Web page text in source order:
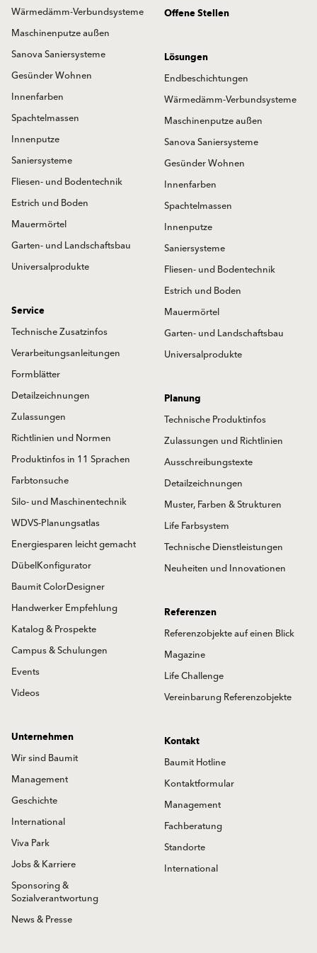
Wärmedämm-Verbundsysteme
Maschinenputze außen
Sanova Saniersysteme
Gesünder Wohnen
Innenfarben
Spachtelmassen
Innenputze
Saniersysteme
Fliesen- und Bodentechnik
Estrich und Boden
Mauermörtel
Garten- und Landschaftsbau
Universalprodukte
Offene Stellen
Lösungen
Endbeschichtungen
Wärmedämm-Verbundsysteme
Maschinenputze außen
Sanova Saniersysteme
Gesünder Wohnen
Innenfarben
Spachtelmassen
Innenputze
Saniersysteme
Fliesen- und Bodentechnik
Estrich und Boden
Mauermörtel
Garten- und Landschaftsbau
Universalprodukte
Service
Technische Zusatzinfos
Verarbeitungsanleitungen
Formblätter
Detailzeichnungen
Zulassungen
Richtlinien und Normen
Produktinfos in 11 Sprachen
Farbtonsuche
Silo- und Maschinentechnik
WDVS-Planungsatlas
Energiesparen leicht gemacht
DübelKonfigurator
Baumit ColorDesigner
Handwerker Empfehlung
Katalog & Prospekte
Campus & Schulungen
Events
Videos
Planung
Technische Produktinfos
Zulassungen und Richtlinien
Ausschreibungstexte
Detailzeichnungen
Muster, Farben & Strukturen
Life Farbsystem
Technische Dienstleistungen
Neuheiten und Innovationen
Referenzen
Referenzobjekte auf einen Blick
Magazine
Life Challenge
Vereinbarung Referenzobjekte
Unternehmen
Wir sind Baumit
Management
Geschichte
International
Viva Park
Jobs & Karriere
Sponsoring &
Sozialverantwortung
News & Presse
Kontakt
Baumit Hotline
Kontaktformular
Management
Fachberatung
Standorte
International